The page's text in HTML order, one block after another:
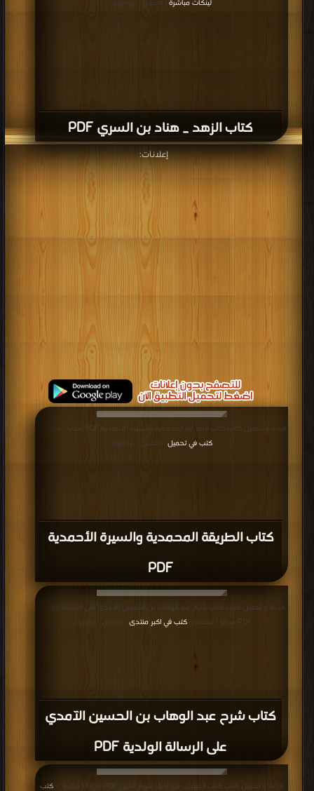
كتاب الزهد _ هناد بن السري PDF
لينكات مباشرة
| التحميل : مرة/مرات
إعلانات:
كتاب الطريقة المحمدية والسيرة الأحمدية
PDF
قراءة و تحميل كتاب كتاب الطريقة المحمدية والسيرة الأحمدية PDF مجانا | مكتبة >
كتب في تحميل
| التحميل : مرة/مرات
كتاب شرح عبد الوهاب بن الحسين الآمدي
على الرسالة الولدية PDF
قراءة و تحميل كتاب كتاب شرح عبد الوهاب بن الحسين الآمدي على الرسالة الولدية
PDF مجانا | مكتبة >
كتب في اكبر منتدى | التحميل : مرة/مرات
قراءة و تحميل كتاب كتاب المهذب من إحياء علوم الدين PDF مجانا | مكتبة > كتب